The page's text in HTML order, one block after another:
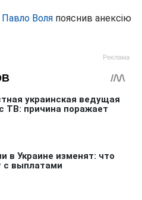
Павло Воля пояснив анексію